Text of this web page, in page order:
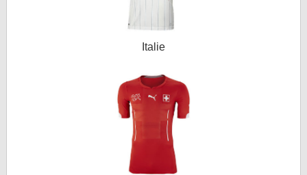
Italie